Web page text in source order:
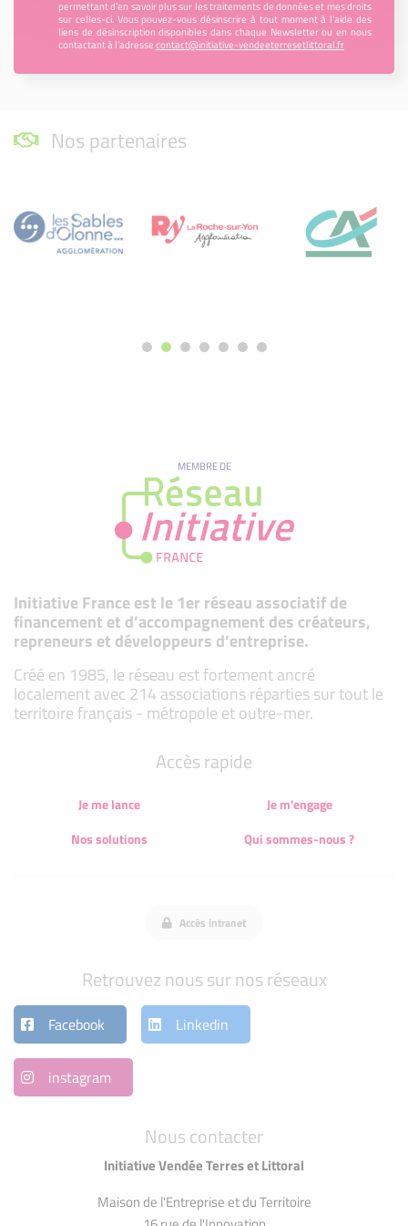
permettant d’en savoir plus sur les traitements de données et mes droits
sur celles-ci. Vous pouvez-vous désinscrire à tout moment à l’aide des
liens de désinscription disponibles dans chaque Newsletter ou en nous
contactant à l’adressecontact@initiative-vendeeterresetlittoral.fr
Nos partenaires
MEMBRE DE
Initiative France est le 1er réseau associatif de
financement et d’accompagnement des créateurs,
repreneurs et développeurs d’entreprise.
Créé en 1985, le réseau est fortement ancré
localement avec 214 associations réparties sur tout le
territoire français - métropole et outre-mer.
Nous contacter
Initiative Vendée Terres et Littoral
Maison de l'Entreprise et du Territoire
Accès rapide
Je me lance
Je m'engage
Nos solutions
Qui sommes-nous ?
Accès intranet
Retrouvez nous sur nos réseaux
Facebook Linkedin
instagram